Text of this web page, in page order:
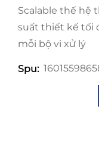
Scalable thế hệ
suất thiết kế tối
mỗi bộ vi xử lý
Spu: